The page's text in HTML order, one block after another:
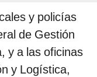
y policías
de Gestión
y a las oficinas
y Logística,